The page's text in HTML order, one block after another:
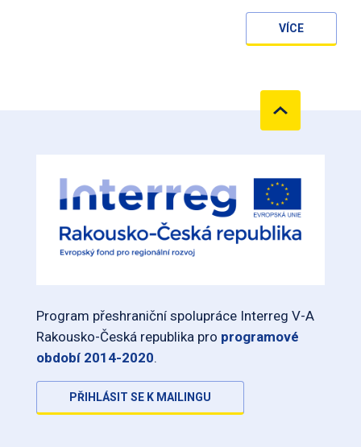
VÍCE
Program přeshraniční spolupráce Interreg V-A
Rakousko-Česká republika pro programové
období 2014-2020.
PŘIHLÁSIT SE K MAILINGU